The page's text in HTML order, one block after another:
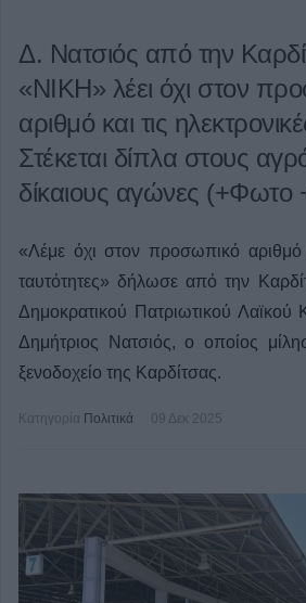
Δ. Νατσιός από την
«ΝΙΚΗ» λέει όχι στον
αριθμό και τις
Στέκεται δίπλα στους
δίκαιους αγώνες (+Φωτο
«Λέμε όχι στον προσωπικό αριθμό
ταυτότητες» δήλωσε από την
Δημοκρατικού Πατριωτικού Λαϊκού
Δημήτριος Νατσιός, ο οποίος
ξενοδοχείο της Καρδίτσας.
Κατηγορία Πολιτικά 09 Δεκ 2025